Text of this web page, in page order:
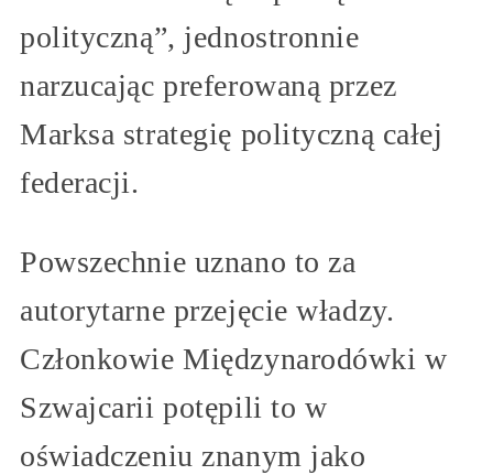
polityczną”, jednostronnie
narzucając preferowaną przez
Marksa strategię polityczną całej
federacji.
Powszechnie uznano to za
autorytarne przejęcie władzy.
Członkowie Międzynarodówki w
Szwajcarii potępili to w
oświadczeniu znanym jako